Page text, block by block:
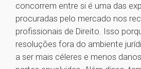
concorrem entre si é uma das
procuradas pelo mercado nos
profissionais de Direito. Isso
resoluções fora do ambiente
a ser mais céleres e menos